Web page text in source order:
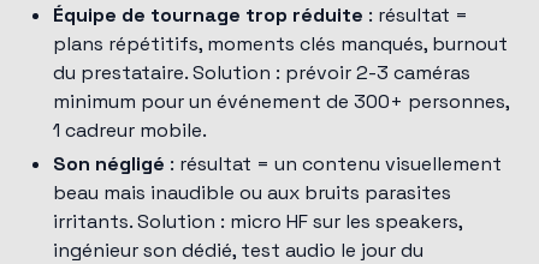
Équipe de tournage trop réduite : résultat =
plans répétitifs, moments clés manqués, burnout
du prestataire. Solution : prévoir 2-3 caméras
minimum pour un événement de 300+ personnes,
1 cadreur mobile.
Son négligé : résultat = un contenu visuellement
beau mais inaudible ou aux bruits parasites
irritants. Solution : micro HF sur les speakers,
ingénieur son dédié, test audio le jour du